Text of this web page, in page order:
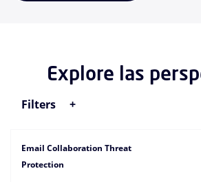
Explore las
Filters
Email Collaboration Threat
Protection